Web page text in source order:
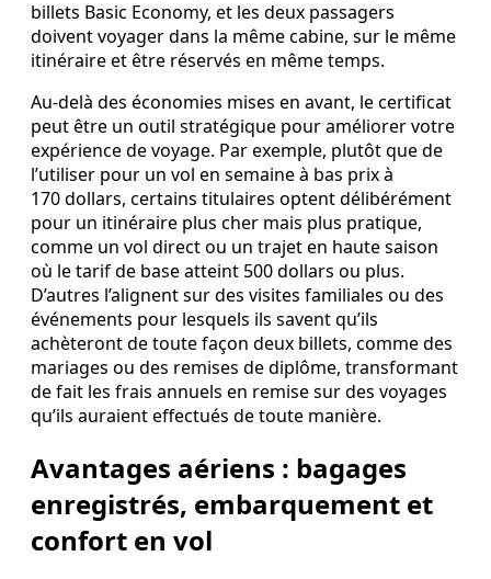
billets Basic Economy, et les deux passagers
doivent voyager dans la même cabine, sur le même
itinéraire et être réservés en même temps.
Au‑delà des économies mises en avant, le certificat
peut être un outil stratégique pour améliorer votre
expérience de voyage. Par exemple, plutôt que de
l’utiliser pour un vol en semaine à bas prix à
170 dollars, certains titulaires optent délibérément
pour un itinéraire plus cher mais plus pratique,
comme un vol direct ou un trajet en haute saison
où le tarif de base atteint 500 dollars ou plus.
D’autres l’alignent sur des visites familiales ou des
événements pour lesquels ils savent qu’ils
achèteront de toute façon deux billets, comme des
mariages ou des remises de diplôme, transformant
de fait les frais annuels en remise sur des voyages
qu’ils auraient effectués de toute manière.
Avantages aériens : bagages
enregistrés, embarquement et
confort en vol